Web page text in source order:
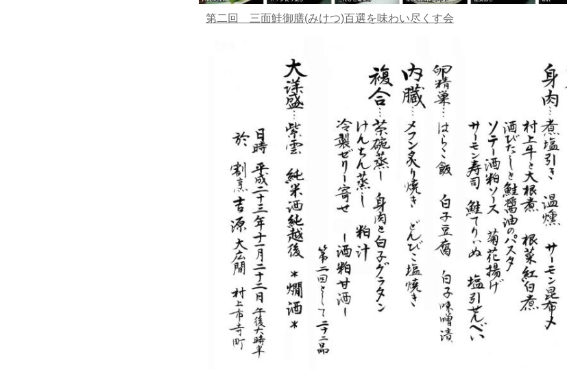
第二回 三面鮭御膳(みけつ)百選を味わい尽くす会